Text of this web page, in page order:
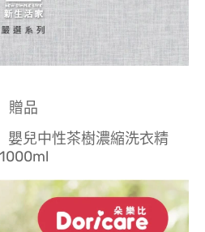
贈品
嬰兒中性茶樹濃縮洗衣精
1000ml